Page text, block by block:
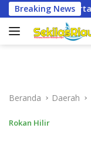
Langsung
ke
konten
Breaking News
di Palika
Beranda Daerah
Rokan Hilir